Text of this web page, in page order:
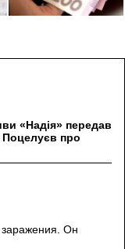
«Надія» передав
про
заражения. Он